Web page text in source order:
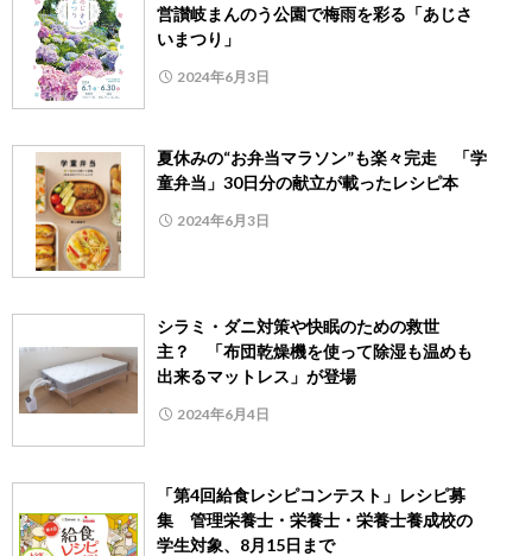
営讃岐まんのう公園で梅雨を彩る「あじさ
いまつり」
2024年6月3日
夏休みの“お弁当マラソン”も楽々完走 「学
童弁当」30日分の献立が載ったレシピ本
2024年6月3日
シラミ・ダニ対策や快眠のための救世
主？ 「布団乾燥機を使って除湿も温めも
出来るマットレス」が登場
2024年6月4日
「第4回給食レシピコンテスト」レシピ募
集 管理栄養士・栄養士・栄養士養成校の
学生対象、8月15日まで